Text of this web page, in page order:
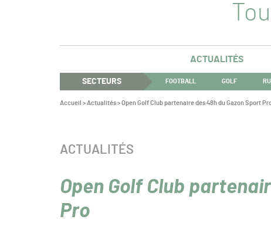
ACTUALITÉS
SECTEURS FOOTBALL GOLF
Vous
Accueil >Actualités>Open Golf Club partenaire des 48h du Gazon Sport
Open Golf Club
Pro
CATÉGORIE :
ACTUALITÉS